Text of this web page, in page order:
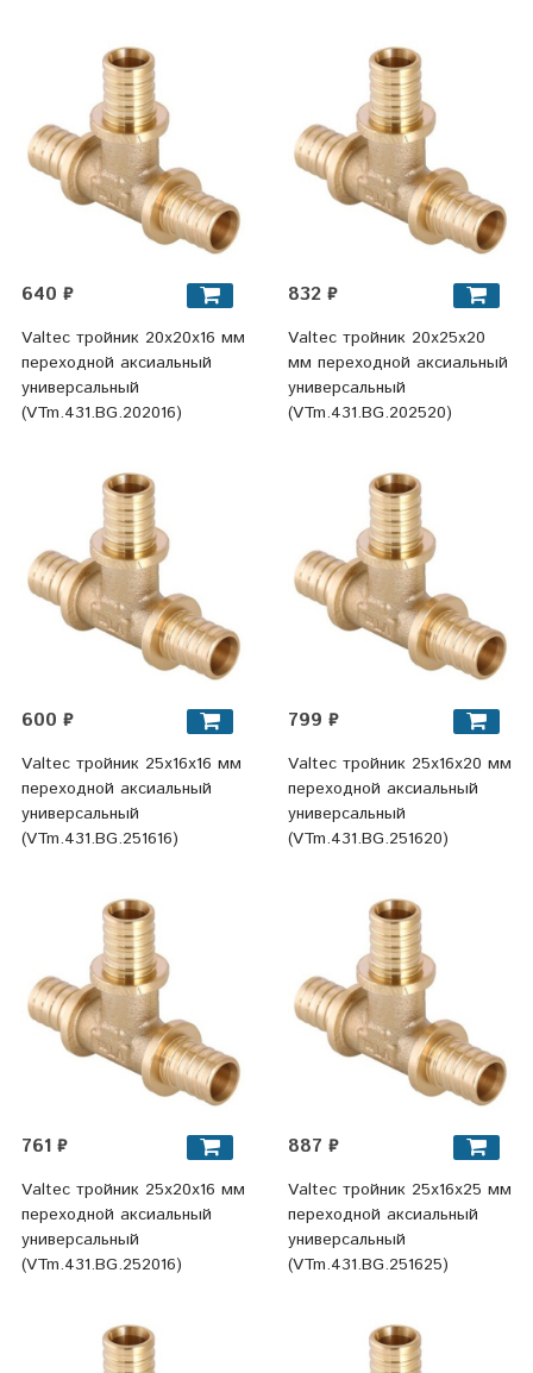
640 ₽
Valtec тройник 20x20x16 мм
переходной аксиальный
универсальный
(VTm.431.BG.202016)
832 ₽
Valtec тройник 20x25x20
мм переходной аксиальный
универсальный
(VTm.431.BG.202520)
600 ₽
Valtec тройник 25x16x16 мм
переходной аксиальный
универсальный
(VTm.431.BG.251616)
799 ₽
Valtec тройник 25x16x20 мм
переходной аксиальный
универсальный
(VTm.431.BG.251620)
761 ₽
Valtec тройник 25x20x16 мм
переходной аксиальный
универсальный
(VTm.431.BG.252016)
887 ₽
Valtec тройник 25x16x25 мм
переходной аксиальный
универсальный
(VTm.431.BG.251625)